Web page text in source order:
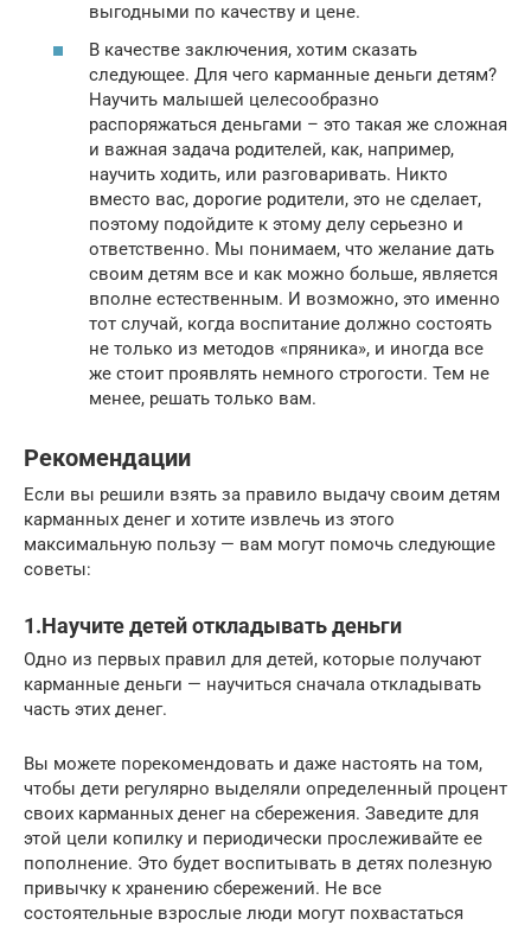
выгодными по качеству и цене.
В качестве заключения, хотим сказать
следующее. Для чего карманные деньги детям?
Научить малышей целесообразно
распоряжаться деньгами – это такая же сложная
и важная задача родителей, как, например,
научить ходить, или разговаривать. Никто
вместо вас, дорогие родители, это не сделает,
поэтому подойдите к этому делу серьезно и
ответственно. Мы понимаем, что желание дать
своим детям все и как можно больше, является
вполне естественным. И возможно, это именно
тот случай, когда воспитание должно состоять
не только из методов «пряника», и иногда все
же стоит проявлять немного строгости. Тем не
менее, решать только вам.
Рекомендации
Если вы решили взять за правило выдачу своим детям
карманных денег и хотите извлечь из этого
максимальную пользу — вам могут помочь следующие
советы:
1.Научите детей откладывать деньги
Одно из первых правил для детей, которые получают
карманные деньги — научиться сначала откладывать
часть этих денег.
Вы можете порекомендовать и даже настоять на том,
чтобы дети регулярно выделяли определенный процент
своих карманных денег на сбережения. Заведите для
этой цели копилку и периодически прослеживайте ее
пополнение. Это будет воспитывать в детях полезную
привычку к хранению сбережений. Не все
состоятельные взрослые люди могут похвастаться